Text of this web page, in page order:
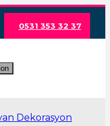
0531 353 32 37